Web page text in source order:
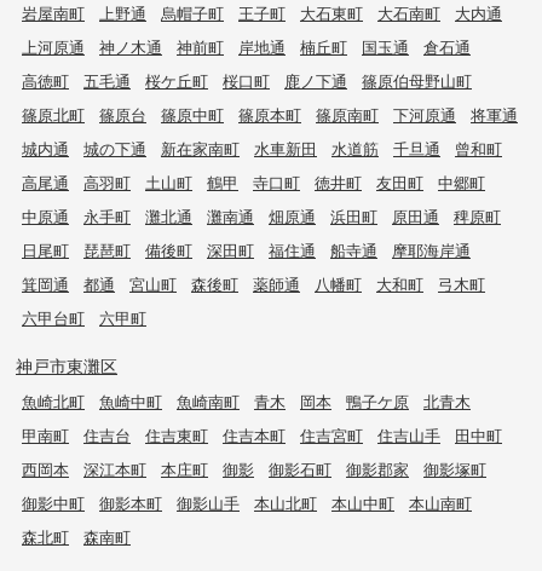
岩屋南町
上野通 烏帽子町 王子町 大石東町 大石南町
大内通
上河原通
神ノ木通 神前町 岸地通 楠丘町 国玉通
倉石通
高徳町
五毛通 桜ケ丘町 桜口町 鹿ノ下通
篠原伯母野山町
篠原北町
篠原台 篠原中町 篠原本町 篠原南町 下河原通
将軍通
城内通
城の下通 新在家南町 水車新田 水道筋 千旦通
曾和町
高尾通
高羽町 土山町 鶴甲 寺口町 徳井町 友田町
中郷町
中原通
永手町 灘北通 灘南通 畑原通 浜田町 原田通
稗原町
日尾町
琵琶町 備後町 深田町 福住通 船寺通
摩耶海岸通
箕岡通
都通 宮山町 森後町 薬師通 八幡町 大和町
弓木町
六甲台町
六甲町
神戸市東灘区
魚崎北町 魚崎中町 魚崎南町 青木 岡本 鴨子ケ原
北青木
甲南町
住吉台 住吉東町 住吉本町 住吉宮町 住吉山手
田中町
西岡本
深江本町 本庄町 御影 御影石町 御影郡家
御影塚町
御影中町
御影本町 御影山手 本山北町 本山中町
本山南町
森北町
森南町